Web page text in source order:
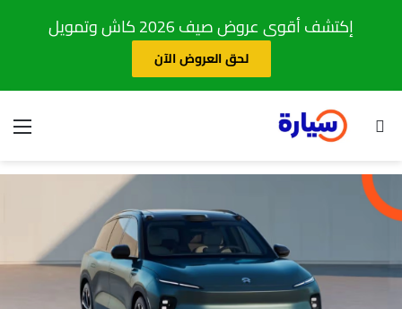
إكتشف أقوى عروض صيف 2026 كاش وتمويل
لحق العروض الآن
بحث عن